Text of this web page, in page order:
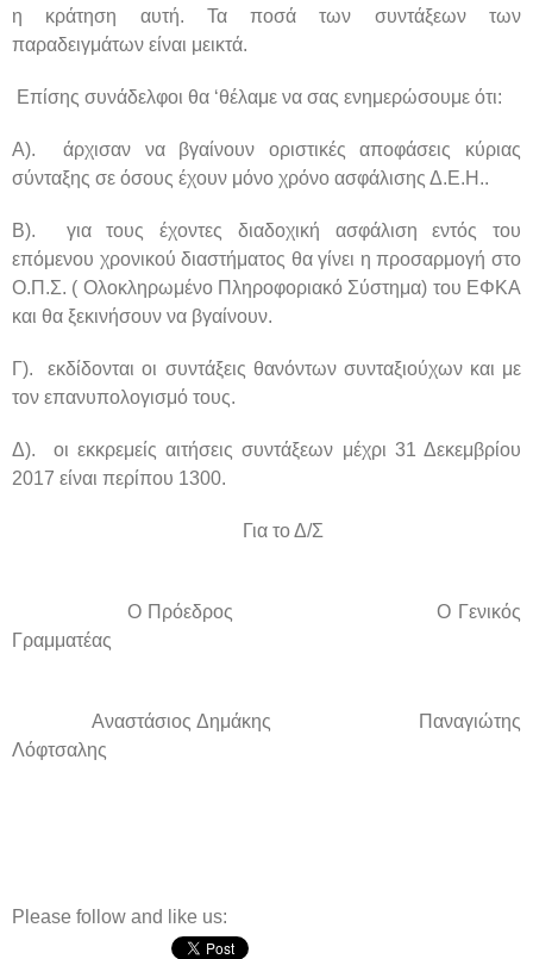
η κράτηση αυτή. Τα ποσά των συντάξεων των
παραδειγμάτων είναι μεικτά.
Επίσης συνάδελφοι θα ‘θέλαμε να σας ενημερώσουμε ότι:
Α). άρχισαν να βγαίνουν οριστικές αποφάσεις κύριας
σύνταξης σε όσους έχουν μόνο χρόνο ασφάλισης Δ.Ε.Η..
Β). για τους έχοντες διαδοχική ασφάλιση εντός του
επόμενου χρονικού διαστήματος θα γίνει η προσαρμογή στο
Ο.Π.Σ. ( Ολοκληρωμένο Πληροφοριακό Σύστημα) του ΕΦΚΑ
και θα ξεκινήσουν να βγαίνουν.
Γ). εκδίδονται οι συντάξεις θανόντων συνταξιούχων και με
τον επανυπολογισμό τους.
Δ). οι εκκρεμείς αιτήσεις συντάξεων μέχρι 31 Δεκεμβρίου
2017 είναι περίπου 1300.
Για το Δ/Σ
Ο ΠρόεδροςΟ Γενικός
Γραμματέας
Αναστάσιος Δημάκης
Παναγιώτης
Λόφτσαλης
Please follow and like us: